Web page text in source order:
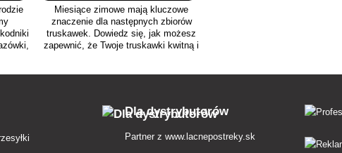
Miesiące zimowe mają kluczowe
znaczenie dla następnych zbiorów
truskawek. Dowiedz się, jak możesz
zapewnić, że Twoje truskawki kwitną i
Dla dystrybutorów
Partner zwww.lacnepostreky.sk